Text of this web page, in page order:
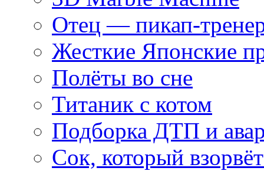
Отец — пикап-
Жесткие Японские
Полёты во сне
Титаник с котом
Подборка ДТП и
Сок, который